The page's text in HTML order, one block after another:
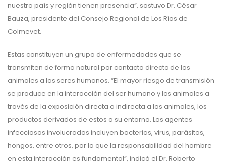
nuestro país y región tienen presencia”, sostuvo Dr. César
Bauza, presidente del Consejo Regional de Los Ríos de
Colmevet.
Estas constituyen un grupo de enfermedades que se
transmiten de forma natural por contacto directo de los
animales a los seres humanos. “El mayor riesgo de transmisión
se produce en la interacción del ser humano y los animales a
través de la exposición directa o indirecta a los animales, los
productos derivados de estos o su entorno. Los agentes
infecciosos involucrados incluyen bacterias, virus, parásitos,
hongos, entre otros, por lo que la responsabilidad del hombre
en esta interacción es fundamental”, indicó el Dr. Roberto